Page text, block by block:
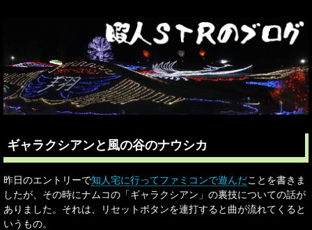
ギャラクシアンと風の谷のナウシカ
昨日のエントリーで知人宅に行ってファミコンで遊んだことを書きま
したが、その時にナムコの「ギャラクシアン」の裏技についての話が
ありました。それは、リセットボタンを連打すると曲が流れてくると
いうもの。